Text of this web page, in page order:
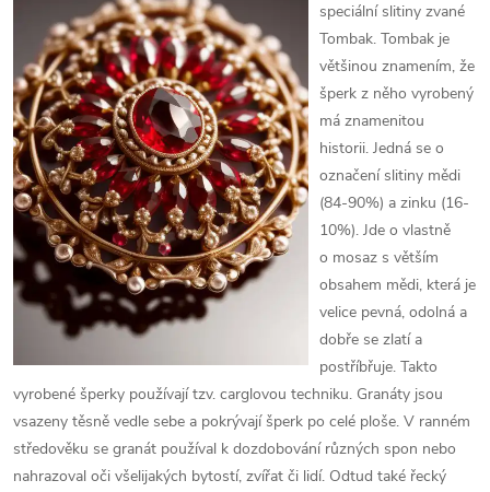
speciální slitiny zvané
Tombak. Tombak je
většinou znamením, že
šperk z něho vyrobený
má znamenitou
historii. Jedná se o
označení slitiny mědi
(84-90%) a zinku (16-
10%). Jde o vlastně
o mosaz s větším
obsahem mědi, která je
velice pevná, odolná a
dobře se zlatí a
postříbřuje. Takto
vyrobené šperky používají tzv. carglovou techniku. Granáty jsou
vsazeny těsně vedle sebe a pokrývají šperk po celé ploše. V ranném
středověku se granát používal k dozdobování různých spon nebo
nahrazoval oči všelijakých bytostí, zvířat či lidí. Odtud také řecký